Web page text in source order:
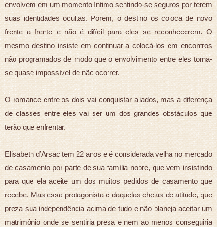
envolvem em um momento íntimo sentindo-se seguros por terem
suas identidades ocultas. Porém, o destino os coloca de novo
frente a frente e não é difícil para eles se reconhecerem. O
mesmo destino insiste em continuar a colocá-los em encontros
não programados de modo que o envolvimento entre eles torna-
se quase impossível de não ocorrer.
O romance entre os dois vai conquistar aliados, mas a diferença
de classes entre eles vai ser um dos grandes obstáculos que
terão que enfrentar.
Elisabeth d’Arsac tem 22 anos e é considerada velha no mercado
de casamento por parte de sua família nobre, que vem insistindo
para que ela aceite um dos muitos pedidos de casamento que
recebe. Mas essa protagonista é daquelas cheias de atitude, que
preza sua independência acima de tudo e não planeja aceitar um
matrimônio onde se sentiria presa e nem ao menos conseguiria